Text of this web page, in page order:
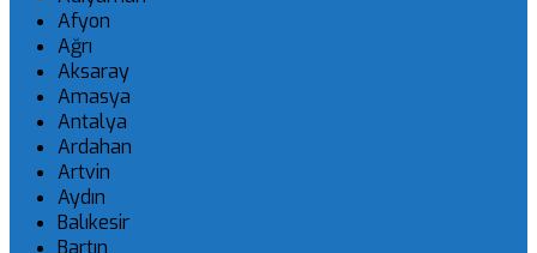
Afyon
Ağrı
Aksaray
Amasya
Antalya
Ardahan
Artvin
Aydın
Balıkesir
Bartın